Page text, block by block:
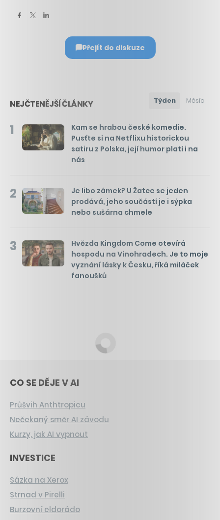
Přejít do diskuze
NEJČTENĚJŠÍ ČLÁNKY Týden Měsíc
1
Kam se hrabou české komedie.
Pusťte si na Netflixu historickou
satiru z Polska, její humor platí i na
nás
2
Je libo zámek? U Žatce se jeden
prodává, jeho součástí je i sýpka
nebo sušárna chmele
3
Hvězda Kingdom Come otevírá
hospodu na Vinohradech. Je to moje
vyznání lásky k Česku, říká miláček
fanoušků
CO SE DĚJE V AI
Průšvih Anthtropicu
Nečekaný směr AI závodu
Kurzy, jak AI vypnout
INVESTICE
Sázka na Xerox
Strnad v Pirelli
Burzovní eldorádo